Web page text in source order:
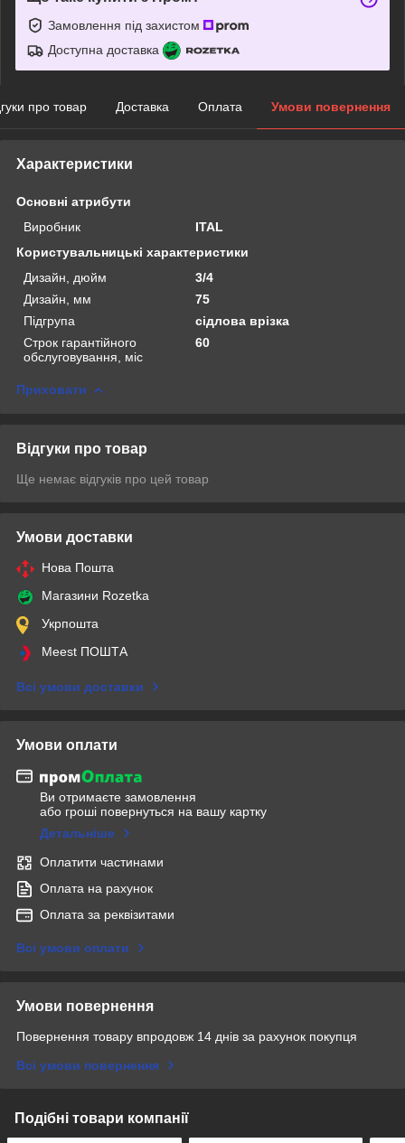
Замовлення під захистом
Доступна доставка
про товар Доставка Оплата Умови повернення
Характеристики
Основні атрибути
Виробник
ITAL
Користувальницькі характеристики
Дизайн, дюйм
3/4
Дизайн, мм
75
Підгрупа
сідлова врізка
Строк гарантійного
обслуговування, міс
60
Приховати
Відгуки про товар
Ще немає відгуків про цей товар
Умови доставки
Нова Пошта
Магазини Rozetka
Укрпошта
Meest ПОШТА
Всі умови доставки
Умови оплати
Ви отримаєте замовлення
або гроші повернуться на вашу картку
Детальніше
Оплатити частинами
Оплата на рахунок
Оплата за реквізитами
Всі умови оплати
Умови повернення
Повернення товару впродовж 14 днів за рахунок покупця
Всі умови повернення
Подібні товари компанії